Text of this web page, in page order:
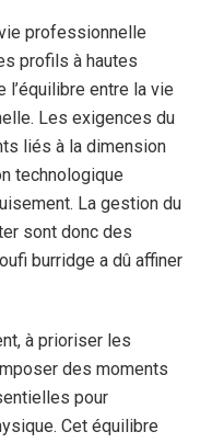
professionnelle
profils à hautes
entre la vie
Les exigences du
liés à la dimension
technologique
La gestion du
sont donc des
burridge a dû affiner
à prioriser les
des moments
pour
Cet équilibre